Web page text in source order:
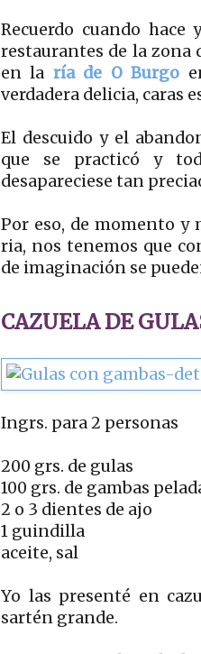
Recuerdo cuando
restaurantes de la zona
en la ría de O Burgo
verdadera delicia, caras
El descuido y el
que se practicó y
desapareciese tan
Por eso, de momento y
ria, nos tenemos que
de imaginación se
CAZUELA DE
Ingrs. para 2 personas
200 grs. de gulas
100 grs. de gambas
2 o 3 dientes de ajo
1 guindilla
aceite, sal
Yo las presenté en
sartén grande.